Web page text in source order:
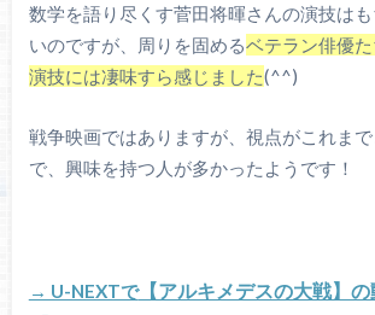
数学を語り尽くす菅田将暉さんの演技は
いのですが、周りを固めるベテラン俳優
演技には凄味すら感じました(^^)
戦争映画ではありますが、視点がこれま
で、興味を持つ人が多かったようです！
→ U-NEXTで【アルキメデスの大戦】